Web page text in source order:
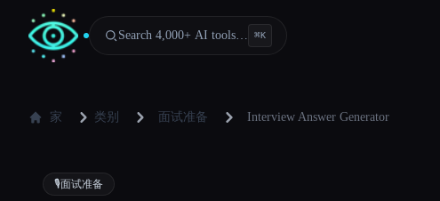
Search 4,000+ AI tools… ⌘K
家 类别 面试准备 Interview Answer Generator
🎙️面试准备